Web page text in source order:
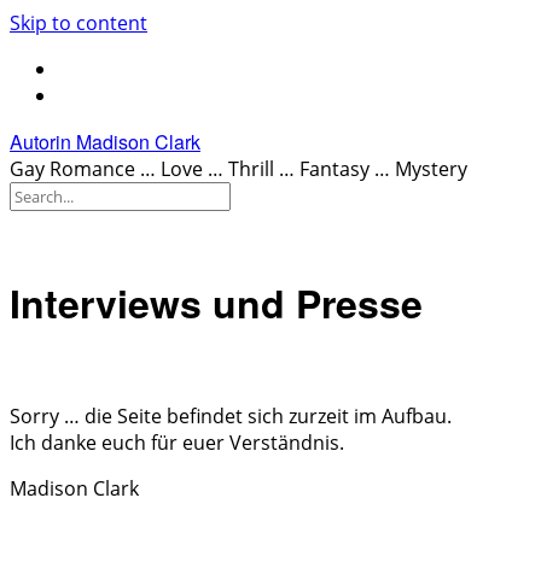
Skip to content
Autorin Madison Clark
Gay Romance … Love … Thrill … Fantasy … Mystery
Interviews und Presse
Sorry … die Seite befindet sich zurzeit im Aufbau.
Ich danke euch für euer Verständnis.
Madison Clark